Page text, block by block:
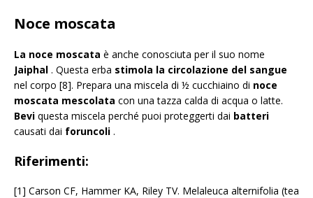
Noce moscata
La noce moscata è anche conosciuta per il suo nome
Jaiphal . Questa erba stimola la circolazione del sangue
nel corpo [8]. Prepara una miscela di ½ cucchiaino di noce
moscata mescolata con una tazza calda di acqua o latte.
Bevi questa miscela perché puoi proteggerti dai batteri
causati dai foruncoli .
Riferimenti:
[1] Carson CF, Hammer KA, Riley TV. Melaleuca alternifolia (tea